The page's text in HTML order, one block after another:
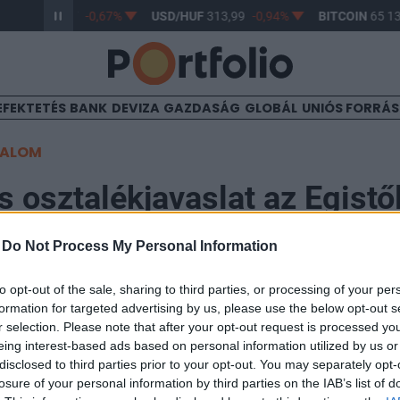
Do Not Process My Personal Information
opt-out of the sale, sharing to third parties, or processing of your
for targeted advertising by us, please use the below opt-out
selection. Please note that after your opt-out request is processed
interest-based ads based on personal information utilized by us
to third parties prior to your opt-out. You may separately
of your personal information by third parties on the IAB’s list of
362,97 -0,67% USD/HUF313,99 -0,94% BITCOIN65
BANK DEVIZA GAZDASÁG GLOBÁL UNIÓS
osztalékjavaslat az Egistől
meghívóját az Egis, melyben az igazgatóság a
- igazodva az anyacég Servierhez - szeptember
forintos osztalék kifizetését javasolja.